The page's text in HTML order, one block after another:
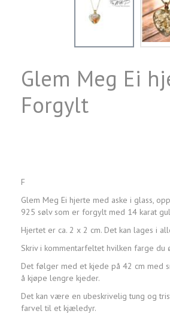
Glem Meg Ei
Forgylt
F
Glem Meg Ei hjerte med aske i glass,
925 sølv som er forgylt med 14 karat
Hjertet er ca. 2 x 2 cm. Det kan lages i
Skriv i kommentarfeltet hvilken farge du
Det følger med et kjede på 42 cm med
å kjøpe lengre kjeder.
Det kan være en ubeskrivelig tung og
farvel til et kjæledyr.